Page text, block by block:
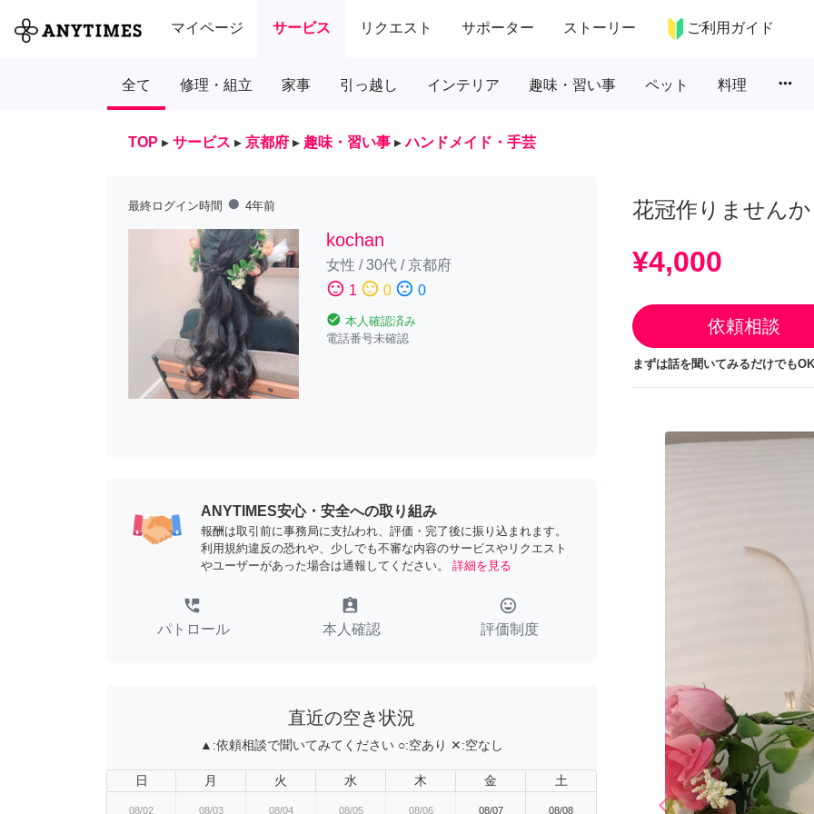
マイページ サービス リクエスト サポーター ストーリー ご利用ガイド
全て 修理・組立 家事 引っ越し インテリア 趣味・習い事 ペット 料理 more_horiz
TOP ▸ サービス ▸ 京都府 ▸ 趣味・習い事 ▸ ハンドメイド・手芸
最終ログイン時間 fiber_manual_record 4年前
kochan
女性 /30代/京都府
sentiment_satisfied 1 sentiment_neutral 0 sentiment_dissatisfied 0
check_circle 本人確認済み
電話番号未確認
ANYTIMES安心・安全への取り組み
報酬は取引前に事務局に支払われ、評価・完了後に振り込まれます。
利用規約違反の恐れや、少しでも不審な内容のサービスやリクエスト
やユーザーがあった場合は通報してください。
詳細を見る
perm_phone_msg
パトロール
assignment_ind
本人確認
tag_faces
評価制度
直近の空き状況
▲:依頼相談で聞いてみてください ○:空あり ✕:空なし
日 月 火 水 木 金 土
08/02 08/03 08/04 08/05 08/06 08/07 08/08
花冠作りませんか
¥4,000
依頼相談
まずは話を聞いてみるだけでも
arrow_back_ios